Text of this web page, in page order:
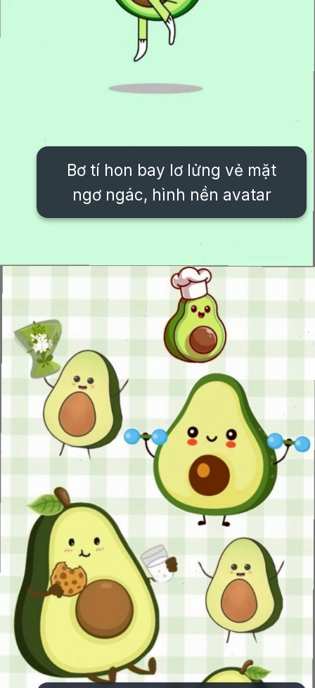
Bơ tí hon bay lơ lửng vẻ mặt
ngơ ngác, hình nền avatar
https://issiloo.edu.vn/hinh-nen-avatar-cute